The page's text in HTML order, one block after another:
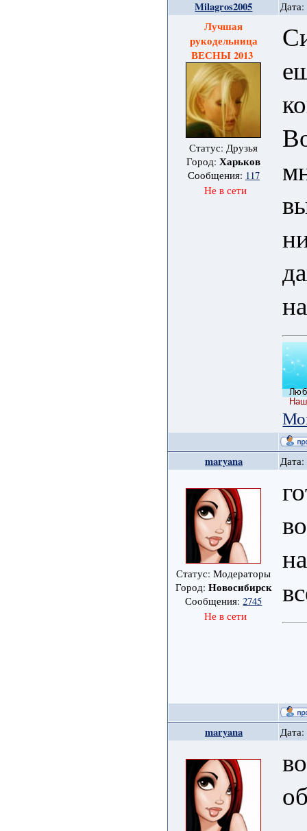
Milagros2005
Лучшая
рукодельница
ВЕСНЫ 2013
Статус: Друзья
Город:Харьков
Сообщения: 117
Не в сети
maryana
Статус: Модераторы
Город: Новосибирск
Сообщения:2745
Не в сети
maryana